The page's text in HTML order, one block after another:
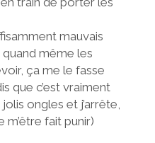
mauvais
même les
ça me le fasse
que c’est vraiment
ongles et j’arrête,
m’être fait punir)